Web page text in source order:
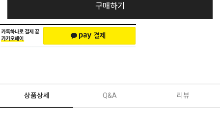
구매하기
상품상세 Q&A 리뷰